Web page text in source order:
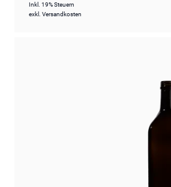
Inkl. 19% Steuern
exkl. Versandkosten